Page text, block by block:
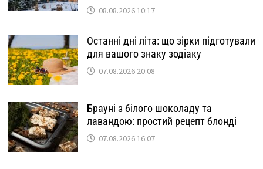
08.08.2026 10:17
Останні дні літа: що зірки підготували
для вашого знаку зодіаку
07.08.2026 20:08
Брауні з білого шоколаду та
лавандою: простий рецепт блонді
07.08.2026 16:07